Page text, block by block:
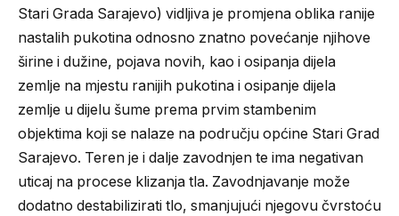
Stari Grada Sarajevo) vidljiva je promjena oblika ranije
nastalih pukotina odnosno znatno povećanje njihove
širine i dužine, pojava novih, kao i osipanja dijela
zemlje na mjestu ranijih pukotina i osipanje dijela
zemlje u dijelu šume prema prvim stambenim
objektima koji se nalaze na području općine Stari Grad
Sarajevo. Teren je i dalje zavodnjen te ima negativan
uticaj na procese klizanja tla. Zavodnjavanje može
dodatno destabilizirati tlo, smanjujući njegovu čvrstoću